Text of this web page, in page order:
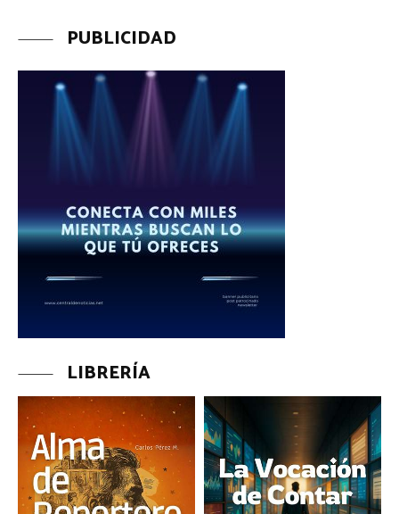
PUBLICIDAD
LIBRERÍA